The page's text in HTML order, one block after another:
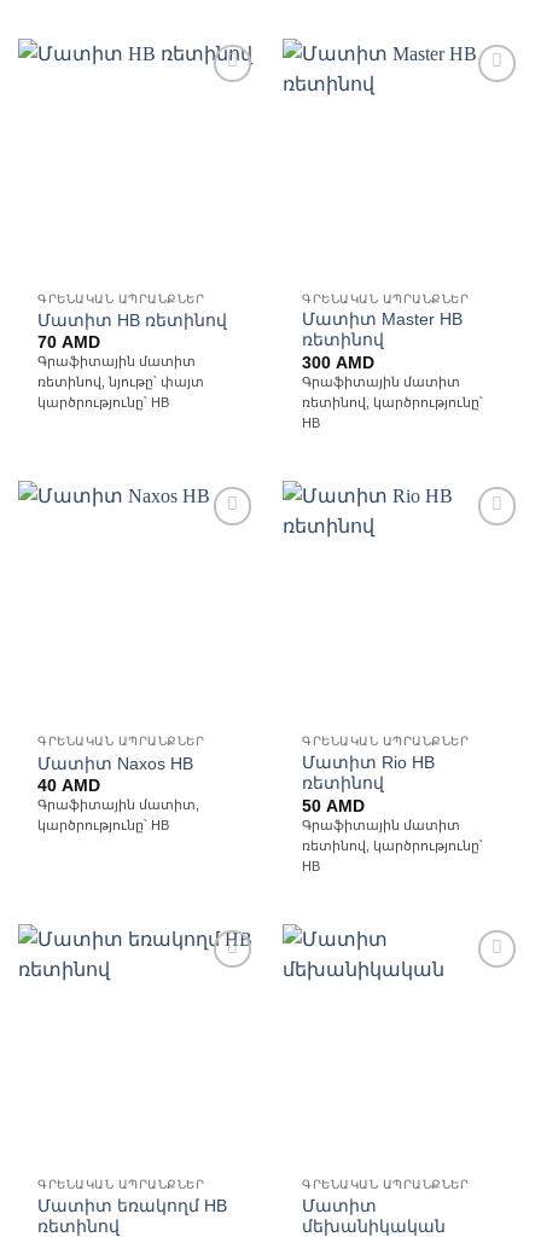
ԳՐԵՆԱԿԱՆ ԱՊՐԱՆՔՆԵՐ
Մատիտ HB ռետինով
70AMD
Գրաֆիտային մատիտ
ռետինով, նյութը՝ փայտ
կարծրությունը՝ HB
ԳՐԵՆԱԿԱՆ ԱՊՐԱՆՔՆԵՐ
Մատիտ Master HB
ռետինով
300AMD
Գրաֆիտային մատիտ
ռետինով, կարծրությունը՝
HB
ԳՐԵՆԱԿԱՆ ԱՊՐԱՆՔՆԵՐ
Մատիտ Naxos HB
40AMD
Գրաֆիտային մատիտ,
կարծրությունը՝ HB
ԳՐԵՆԱԿԱՆ ԱՊՐԱՆՔՆԵՐ
Մատիտ Rio HB
ռետինով
50AMD
Գրաֆիտային մատիտ
ռետինով, կարծրությունը՝
HB
ԳՐԵՆԱԿԱՆ ԱՊՐԱՆՔՆԵՐ
Մատիտ եռակողմ HB
ռետինով
Ավելացնել
ԳՐԵՆԱԿԱՆ ԱՊՐԱՆՔՆԵՐ
Մատիտ
մեխանիկական